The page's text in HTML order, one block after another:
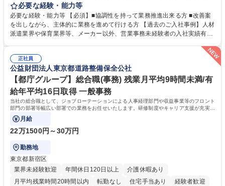
の作成・カタログ送付・来客対応・営業所内で発生する事務業務や業務改
善をお任せ。 【教育制度】ご入社後、育成担当とペアになりながらOJTに
て業務を覚えていただくことが可能です。業務システムがきちんと構築さ
れているため、スムーズに仕事に慣れることができる環境です。また、
常に改善を目指す風土のため、安心して業務に取り組んでいただけます。
募集職種 【大阪・京都・滋賀】営業事務 ※未経験可
必要な経験・能力等
必要な経験・能力等 【必須】■協調性を持って業務推進出来る方 ■改善案
を出しながら、主体的に業務を進めて行ける方 【過去のご入社事例】人材
派遣業界や保育業界等、メーカー以外、営業事務未経験者の入社実績有
により、キーエンスの付加価値向上に貢献します。ベースの定型業務に加
えて、お客様や社員の状況に合わせ、能動的なサポート、改善の動きも期
待され。組織を支えるスペシャリストとして、チームに貢献し、結果的に
社員から頼られる存在になることができます。平均19:30の退勤以降の業
務の持ち帰りも禁止されており、メリハリのある働き方となります。 学
歴・資格 学歴：大学院 大学 高専 短大 語学力： 資格：
正社員
公益財団法人東京都道路整備保全公社
【都庁グループ】総合職(事務) 残業月平均9時間未満/有
給年平均16日取得 一般事務
当社の総合職として、ジョブローテーションによる人事経理部門や収益事業等のフロント
部門の部署等幅広い部署での業務をお任せいたします。研修制度やキャリア支援が充実し
ております！ ※下記業務詳細
月給
22万1500円～30万円
勤務地
東京都新宿区
業界未経験歓迎
年間休日120日以上
介護休暇あり
月平均残業時間20時間以内
転勤なし 住宅手当あり
経験者歓迎